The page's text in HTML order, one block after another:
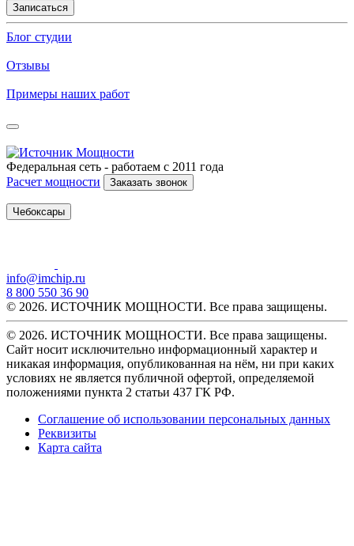
Записаться
Блог студии
Отзывы
Примеры наших работ
Федеральная сеть - работаем с 2011 года
Расчет мощности
Заказать звонок
Чебоксары
info@imchip.ru
8 800 550 36 90
© 2026. ИСТОЧНИК МОЩНОСТИ. Все права защищены.
© 2026. ИСТОЧНИК МОЩНОСТИ. Все права защищены.
Сайт носит исключительно информационный характер и
никакая информация, опубликованная на нём, ни при каких
условиях не является публичной офертой, определяемой
положениями пункта 2 статьи 437 ГК РФ.
Соглашение об использовании персональных данных
Реквизиты
Карта сайта